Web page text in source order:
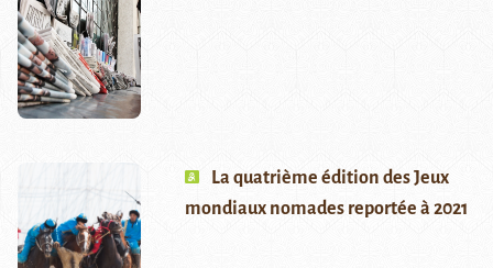
La quatrième édition des Jeux
mondiaux nomades reportée à 2021